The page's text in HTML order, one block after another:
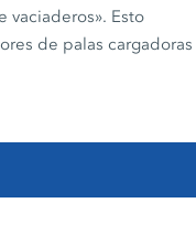
vaciaderos». Esto
de palas cargadoras